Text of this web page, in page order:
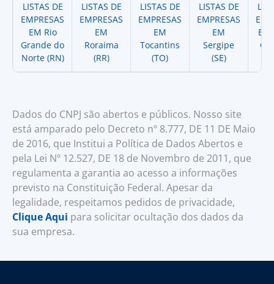
LISTAS DE
EMPRESAS
EM Rio
Grande do
Norte (RN)
LISTAS DE
EMPRESAS
EM
Roraima
(RR)
LISTAS DE
EMPRESAS
EM
Tocantins
(TO)
LISTAS DE
EMPRESAS
EM
Sergipe
(SE)
EM
Dados do CNPJ são abertos e públicos. Nosso site
está amparado pelo Decreto nº 8.777, DE 11 DE Maio
de 2016, que Institui a Política de Dados Abertos e
pela Lei Nº 12.527, DE 18 de Novembro de 2011, que
regulamenta a garantia ao acesso a informações
previsto na Constituição Federal. Apesar da
legalidade, respeitamos pedidos de privacidade,
Clique Aqui para solicitar ocultação dos dados da
sua empresa.